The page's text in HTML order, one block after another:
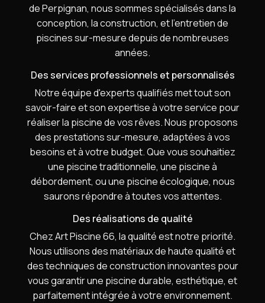
de Perpignan, nous sommes spécialisés dans la
conception, la construction, et l'entretien de
piscines sur-mesure depuis de nombreuses
années.
Des services professionnels et personnalisés
Notre équipe d'experts qualifiés met tout son
savoir-faire et son expertise à votre service pour
réaliser la piscine de vos rêves. Nous proposons
des prestations sur-mesure, adaptées à vos
besoins et à votre budget. Que vous souhaitiez
une piscine traditionnelle, une piscine à
débordement, ou une piscine écologique, nous
saurons répondre à toutes vos attentes.
Des réalisations de qualité
Chez Art Piscine 66, la qualité est notre priorité.
Nous utilisons des matériaux de haute qualité et
des techniques de construction innovantes pour
vous garantir une piscine durable, esthétique, et
parfaitement intégrée à votre environnement.